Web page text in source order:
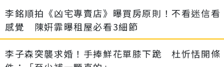
李銘順拍《凶宅專賣店》曝買房原則！不看迷信看
感覺 陳姸霏曝租屋必看3細節
李子森突襲求婚！手捧鮮花單膝下跪 杜忻恬開條